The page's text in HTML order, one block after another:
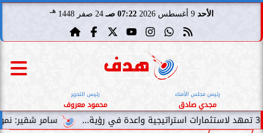
الأحد 9 أغسطس 2026 07:22 صـ 24 صفر 1448 هـ
رئيس مجلس الأمناء
مجدي صادق
رئيس التحرير
محمود معروف
سامر شقير: نمو صناديق